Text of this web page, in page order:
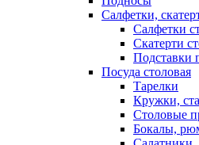
Салфетки,
Салфетки
Скатерти
Подставки
Посуда столовая
Тарелки
Кружки,
Столовые
Бокалы,